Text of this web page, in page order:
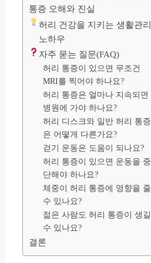
통증 오해와 진실
허리 건강을 지키는 생활관리
노하우
자주 묻는 질문(FAQ)
허리 통증이 있으면 무조건
MRI를 찍어야 하나요?
허리 통증은 얼마나 지속되면
병원에 가야 하나요?
허리 디스크와 일반 허리 통증
은 어떻게 다른가요?
걷기 운동은 도움이 되나요?
허리 통증이 있으면 운동을 중
단해야 하나요?
체중이 허리 통증에 영향을 줄
수 있나요?
젊은 사람도 허리 통증이 생길
수 있나요?
결론